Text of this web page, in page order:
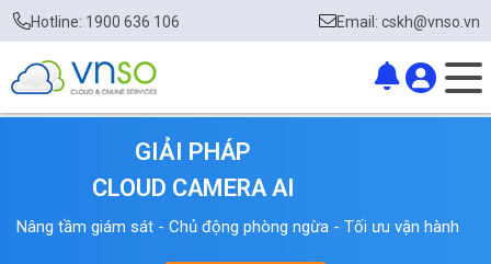
Hotline: 1900 636 106 Email: cskh@vnso.vn
GIẢI PHÁP
CLOUD CAMERA AI
Nâng tầm giám sát - Chủ động phòng ngừa - Tối ưu vận hành